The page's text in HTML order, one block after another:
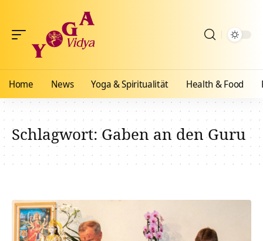
Home News Yoga & Spiritualität Health & Food
Schlagwort:Gaben an den Guru